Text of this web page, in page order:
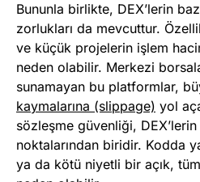
Bununla birlikte, DEX’lerin
zorlukları da mevcuttur.
ve küçük projelerin işlem
neden olabilir. Merkezi
sunamayan bu platformlar,
kaymalarına (slippage) yol
sözleşme güvenliği,
noktalarından biridir. Kodda
ya da kötü niyetli bir açık,